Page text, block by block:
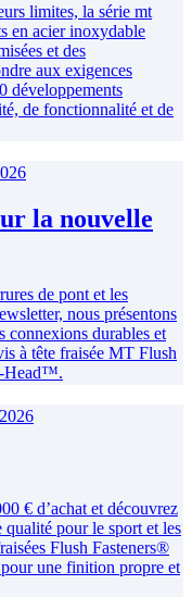
limites, la série mt
en acier inoxydable
et des
aux exigences
développements
de fonctionnalité et de
la nouvelle
de pont et les
nous présentons
connexions durables et
à tête fraisée MT Flush
Head™.
€ d’achat et découvrez
pour le sport et les
Flush Fasteners®
une finition propre et